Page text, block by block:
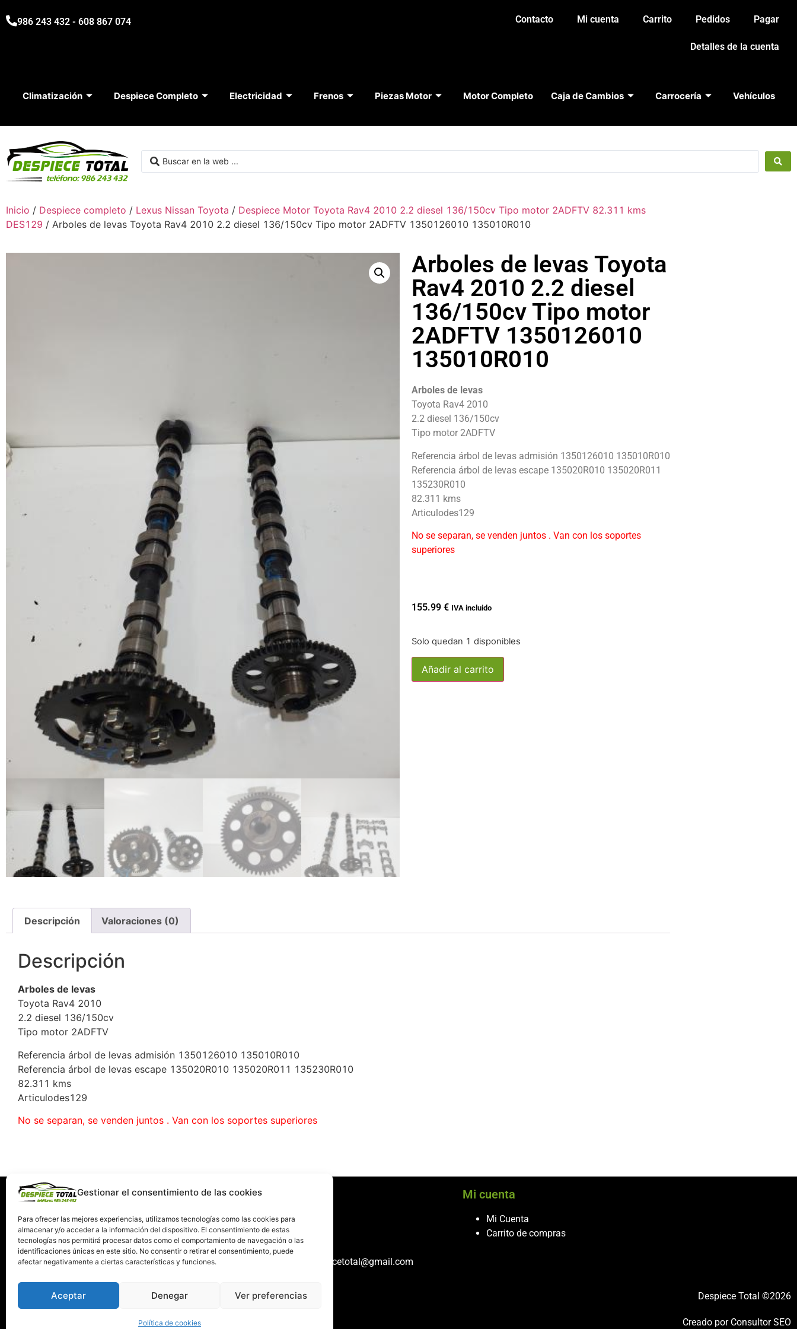
Gestionar el consentimiento de las cookies
Para ofrecer las mejores experiencias, utilizamos tecnologías como las cookies para
almacenar y/o acceder a la información del dispositivo. El consentimiento de estas
tecnologías nos permitirá procesar datos como el comportamiento de navegación o las
identificaciones únicas en este sitio. No consentir o retirar el consentimiento, puede
afectar negativamente a ciertas características y funciones.
Aceptar Denegar Ver preferencias
Política de cookies
986 243 432 - 608 867 074 Contacto Mi cuenta Carrito Pedidos Pagar
Detalles de la cuenta
Climatización Despiece Completo Electricidad Frenos Piezas Motor Motor Completo Caja de Cambios Carrocería Vehículos
Inicio / Despiece completo / Lexus Nissan Toyota / Despiece Motor Toyota Rav4 2010 2.2 diesel 136/150cv Tipo motor 2ADFTV 82.311 kms
DES129 / Arboles de levas Toyota Rav4 2010 2.2 diesel 136/150cv Tipo motor 2ADFTV 1350126010 135010R010
Arboles de levas Toyota
Rav4 2010 2.2 diesel
136/150cv Tipo motor
2ADFTV 1350126010
135010R010
Arboles de levas
Toyota Rav4 2010
2.2 diesel 136/150cv
Tipo motor 2ADFTV
Referencia árbol de levas admisión 1350126010 135010R010
Referencia árbol de levas escape 135020R010 135020R011
135230R010
82.311 kms
Articulodes129
No se separan, se venden juntos . Van con los soportes
superiores
155.99 € IVA incluido
Solo quedan 1 disponibles
Añadir al carrito
Descripción Valoraciones (0)
Descripción
Arboles de levas
Toyota Rav4 2010
2.2 diesel 136/150cv
Tipo motor 2ADFTV
Referencia árbol de levas admisión 1350126010 135010R010
Referencia árbol de levas escape 135020R010 135020R011 135230R010
82.311 kms
Articulodes129
No se separan, se venden juntos . Van con los soportes superiores
Información
Quiénes somos
Condiciones de devolución y garantía
Política de Privacidad
Términos y Condiciones de Uso
Servicio al cliente
Contacto
986 243 432
608 867 074
recambiosdespiecetotal@gmail.com
Mi cuenta
Mi Cuenta
Carrito de compras
Despiece Total ©2026
Creado por Consultor SEO